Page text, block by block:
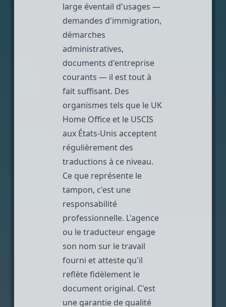
large éventail d'usages —
demandes d'immigration,
démarches
administratives,
documents d'entreprise
courants — il est tout à
fait suffisant. Des
organismes tels que le UK
Home Office et le USCIS
aux États-Unis acceptent
régulièrement des
traductions à ce niveau.
Ce que représente le
tampon, c'est une
responsabilité
professionnelle. L'agence
ou le traducteur engage
son nom sur le travail
fourni et atteste qu'il
reflète fidèlement le
document original. C'est
une garantie de qualité